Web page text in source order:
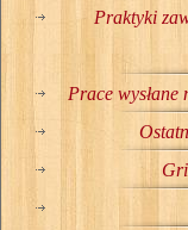
Praktyki
Prace